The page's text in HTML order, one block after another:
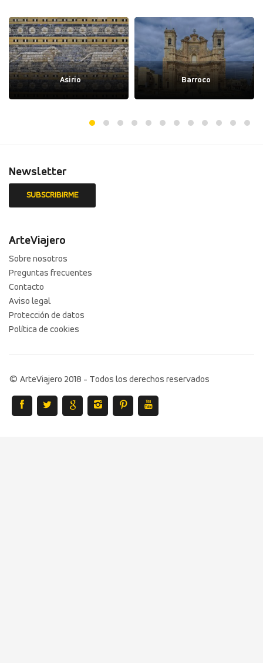
Asirio Barroco
Newsletter
ArteViajero
Sobre nosotros
Preguntas frecuentes
Contacto
Aviso legal
Protección de datos
Política de cookies
© ArteViajero 2018 - Todos los derechos reservados